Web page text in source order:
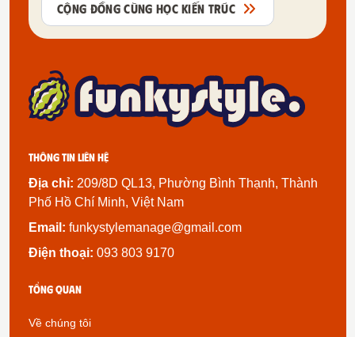
CỘNG ĐỒNG CÙNG HỌC KIẾN TRÚC
Thông tin liên hệ
Địa chỉ: 209/8D QL13, Phường Bình Thạnh, Thành
Phố Hồ Chí Minh, Việt Nam
Email: funkystylemanage@gmail.com
Điện thoại: 093 803 9170
Tổng quan
Về chúng tôi